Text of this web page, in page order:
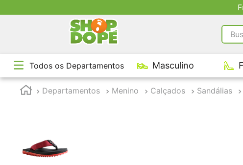
Todos os Departamentos Masculino
Departamentos Menino Calçados Sandálias
TERMOS
tênis
2º